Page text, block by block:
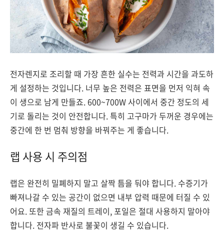
전자렌지로 조리할 때 가장 흔한 실수는 전력과 시간을 과도하
게 설정하는 것입니다. 너무 높은 전력은 표면을 먼저 익혀 속
이 생으로 남게 만들죠. 600~700W 사이에서 중간 정도의 세
기로 돌리는 것이 안전합니다. 특히 고구마가 두꺼운 경우에는
중간에 한 번 멈춰 방향을 바꿔주는 게 좋습니다.
랩 사용 시 주의점
랩은 완전히 밀폐하지 말고 살짝 틈을 둬야 합니다. 수증기가
빠져나갈 수 있는 공간이 없으면 내부 압력 때문에 터질 수 있
어요. 또한 금속 재질의 트레이, 포일은 절대 사용하지 말아야
합니다. 전자파 반사로 불꽃이 생길 수 있습니다.